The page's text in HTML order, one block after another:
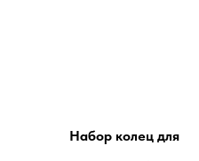
Набор колец для